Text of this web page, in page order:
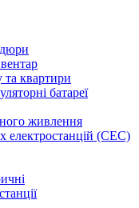
квартири
батареї
живлення
електростанцій (СЕС)